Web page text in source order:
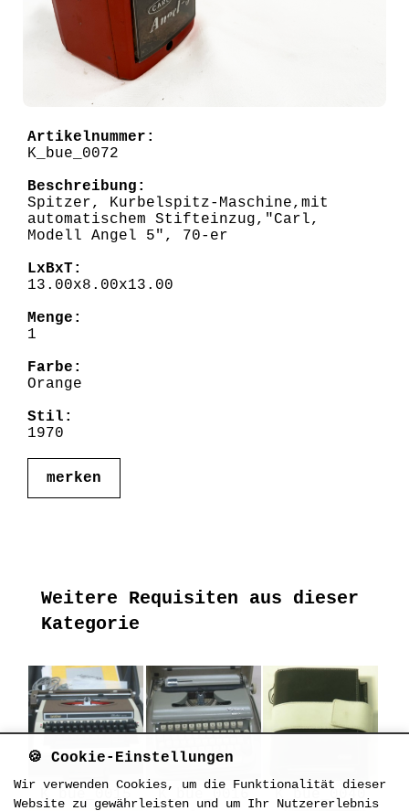
Artikelnummer:
K_bue_0072
Beschreibung:
Spitzer, Kurbelspitz-Maschine,mit
automatischem Stifteinzug,"Carl,
Modell Angel 5", 70-er
LxBxT:
13.00x8.00x13.00
Menge:
1
Farbe:
Orange
Stil:
1970
merken
Weitere Requisiten aus dieser
Kategorie
K_bue_0015 K_bue_0016 K_bue_0040
🍪 Cookie-Einstellungen
Wir verwenden Cookies, um die Funktionalität dieser
Website zu gewährleisten und um Ihr Nutzererlebnis